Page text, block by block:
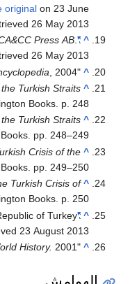
original on 23 June
26 May 2013
^
"Nota Velikobritanii—MID SSSR"
Press AB.
26 May 2013
^
"Turkey 1."
, 2004.
^
Turkish Straits
Books. p. 248.
^
Turkish Straits
pp. 248–249.
^
Crisis of the
Books. pp. 249–250.
^
Turkish Crisis of
Books. p. 250.
^
"Turkey's Relations with NATO"
of Turkey
23 August 2013
^
"TURKEY."
History. 2001.